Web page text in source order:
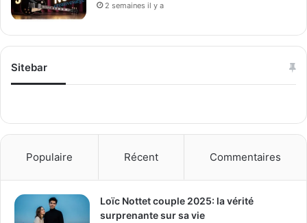
2 semaines il y a
Sitebar
Populaire Récent Commentaires
Loïc Nottet couple 2025: la vérité
surprenante sur sa vie